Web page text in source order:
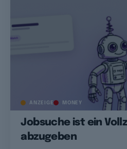
ANZEIGE MONEY
Jobsuche ist ein
abzugeben